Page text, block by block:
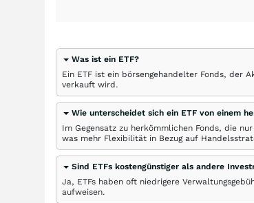
Was ist ein ETF?
Ein ETF ist ein börsengehandelter Fonds, der
verkauft wird.
Wie unterscheidet sich ein ETF von einem
Im Gegensatz zu herkömmlichen Fonds, die
was mehr Flexibilität in Bezug auf
Sind ETFs kostengünstiger als andere
Ja, ETFs haben oft niedrigere
aufweisen.